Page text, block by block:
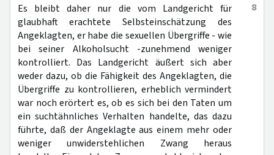
8
Es bleibt daher nur die vom Landgericht für
glaubhaft erachtete Selbsteinschätzung des
Angeklagten, er habe die sexuellen Übergriffe - wie
bei seiner Alkoholsucht -zunehmend weniger
kontrolliert. Das Landgericht äußert sich aber
weder dazu, ob die Fähigkeit des Angeklagten, die
Übergriffe zu kontrollieren, erheblich vermindert
war noch erörtert es, ob es sich bei den Taten um
ein suchtähnliches Verhalten handelte, das dazu
führte, daß der Angeklagte aus einem mehr oder
weniger unwiderstehlichen Zwang heraus